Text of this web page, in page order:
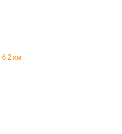
6.2 км